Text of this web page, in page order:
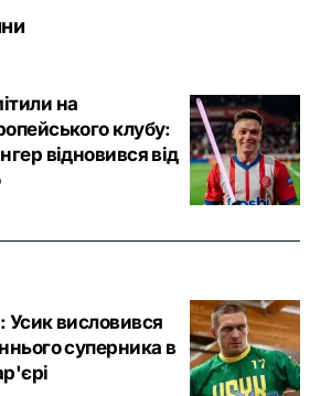
на
клубу:
відновився від
Усик висловився
суперника в